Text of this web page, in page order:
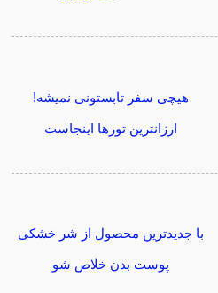
هیچی سفر تابستونی نمیشه!
ارزانترین تورها اینجاست
با جدیدترین محصول از شر خشکی
پوست بدن خلاص شو